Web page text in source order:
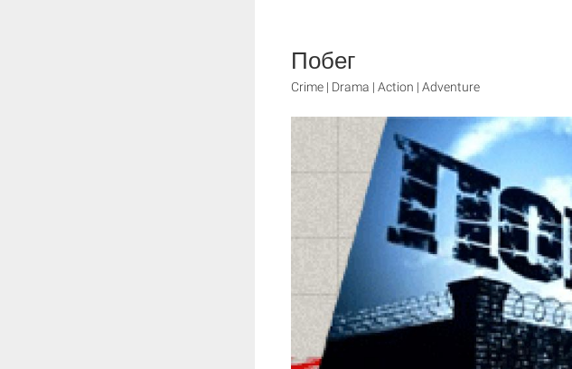
Побег
Crime | Drama | Action | Adventure